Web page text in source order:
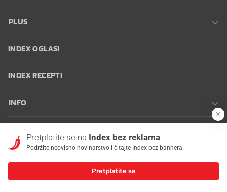
PLUS
INDEX OGLASI
INDEX RECEPTI
INFO
korištenja
Postavke kolačića
© 2026 Index
Pretplatite se na Index bez reklama
Podržite neovisno novinarstvo i čitajte Index bez bannera.
Pretplatite se